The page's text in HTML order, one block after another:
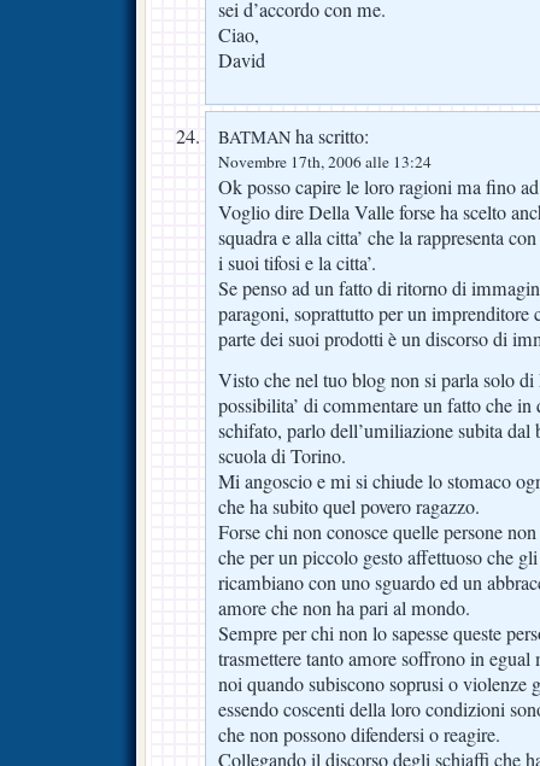
sei d’accordo con me.
Ciao,
David
BATMAN ha scritto:
Novembre 17th, 2006 alle 13:24
Ok posso capire le loro ragioni ma fino
Voglio dire Della Valle forse ha scelto
squadra e alla citta’ che la rappresenta
i suoi tifosi e la citta’.
Se penso ad un fatto di ritorno di
paragoni, soprattutto per un imprenditore
parte dei suoi prodotti è un discorso di
Visto che nel tuo blog non si parla solo
possibilita’ di commentare un fatto che
schifato, parlo dell’umiliazione subita dal
scuola di Torino.
Mi angoscio e mi si chiude lo stomaco
che ha subito quel povero ragazzo.
Forse chi non conosce quelle persone
che per un piccolo gesto affettuoso che
ricambiano con uno sguardo ed un
amore che non ha pari al mondo.
Sempre per chi non lo sapesse queste
trasmettere tanto amore soffrono in
noi quando subiscono soprusi o violenze
essendo coscenti della loro condizioni
che non possono difendersi o reagire.
Collegando il discorso degli schiaffi che